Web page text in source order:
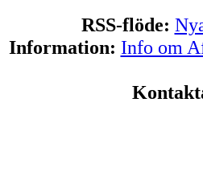
RSS-flöde:
Information: Info om